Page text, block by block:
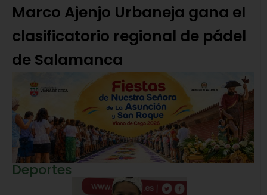
Marco Ajenjo Urbaneja gana el
clasificatorio regional de pádel
de Salamanca
Deportes